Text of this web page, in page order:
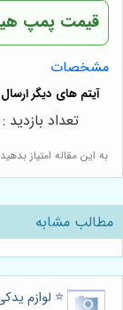
قیمت پمپ
مشخصات
به این مقاله امتیاز
تعداد بازدید : 1160
مطالب مشابه
⭐️ لوازم